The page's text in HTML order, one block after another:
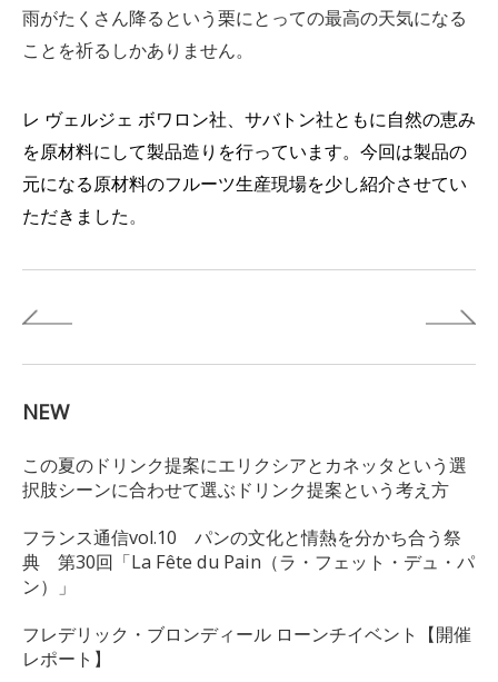
雨がたくさん降るという栗にとっての最高の天気になる
ことを祈るしかありません。
レ ヴェルジェ ボワロン社、サバトン社ともに自然の恵み
を原材料にして製品造りを行っています。今回は製品の
元になる原材料のフルーツ生産現場を少し紹介させてい
ただきました。
NEW
この夏のドリンク提案にエリクシアとカネッタという選
択肢シーンに合わせて選ぶドリンク提案という考え方
フランス通信vol.10 パンの文化と情熱を分かち合う祭
典 第30回「La Fête du Pain（ラ・フェット・デュ・パ
ン）」
フレデリック・ブロンディール ローンチイベント【開催
レポート】